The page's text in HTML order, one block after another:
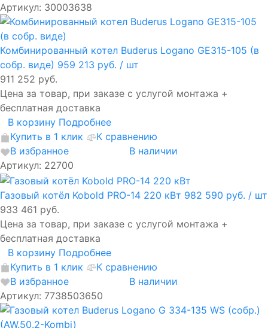
Артикул: 30003638
Комбинированный котел Buderus Logano GE315-105 (в
собр. виде) 959 213 руб. / шт
911 252 руб.
Цена за товар, при заказе с услугой монтажа +
бесплатная доставка
В корзину Подробнее
Купить в 1 клик
К сравнению
В избранное
В наличии
Артикул: 22700
Газовый котёл Kobold PRO-14 220 кВт 982 590 руб. / шт
933 461 руб.
Цена за товар, при заказе с услугой монтажа +
бесплатная доставка
В корзину Подробнее
Купить в 1 клик
К сравнению
В избранное
В наличии
Артикул: 7738503650